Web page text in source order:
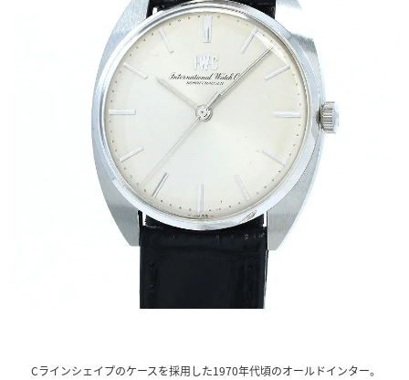
Cラインシェイプのケースを採用した1970年代頃のオールドインター。